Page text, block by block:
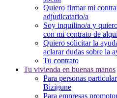
Quiero firmar mi
adjudicatario/a
Soy inquilino/a y
con mi contrato de
Quiero solicitar la
aclarar dudas sobre la
Tu contrato
Tu vivienda en buenas manos
Para personas
Bizigune
Para empresas